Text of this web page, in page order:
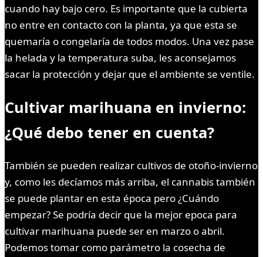
cuando hay bajo cero. Es importante que la cubierta
no entre en contacto con la planta, ya que esta se
quemaría o congelaría de todos modos. Una vez pase
la helada y la temperatura suba, les aconsejamos
sacar la protección y dejar que el ambiente se ventile.
Cultivar marihuana en invierno:
¿Qué debo tener en cuenta?
También se pueden realizar cultivos de otoño-invierno
y, como les decíamos más arriba, el cannabis también
se puede plantar en esta época pero ¿Cuándo
empezar? Se podría decir que la mejor epoca para
cultivar marihuana puede ser en marzo o abril.
Podemos tomar como parámetro la cosecha de